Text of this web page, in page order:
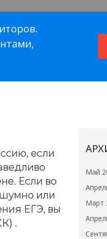
если
Если во
шумно или
ЕГЭ, вы
.
Май
Март